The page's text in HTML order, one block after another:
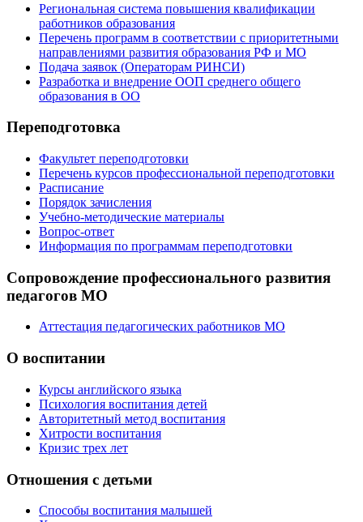
Региональная система повышения квалификации
работников образования
Перечень программ в соответствии с приоритетными
направлениями развития образования РФ и МО
Подача заявок (Операторам РИНСИ)
Разработка и внедрение ООП среднего общего
образования в ОО
Переподготовка
Факультет переподготовки
Перечень курсов профессиональной переподготовки
Расписание
Порядок зачисления
Учебно-методические материалы
Вопрос-ответ
Информация по программам переподготовки
Сопровождение профессионального развития
педагогов МО
Аттестация педагогических работников МО
О воспитании
Курсы английского языка
Психология воспитания детей
Авторитетный метод воспитания
Хитрости воспитания
Кризис трех лет
Отношения с детьми
Способы воспитания малышей